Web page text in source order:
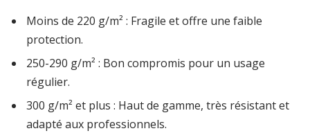
Moins de 220 g/m² : Fragile et offre une faible
protection.
250-290 g/m² : Bon compromis pour un usage
régulier.
300 g/m² et plus : Haut de gamme, très résistant et
adapté aux professionnels.